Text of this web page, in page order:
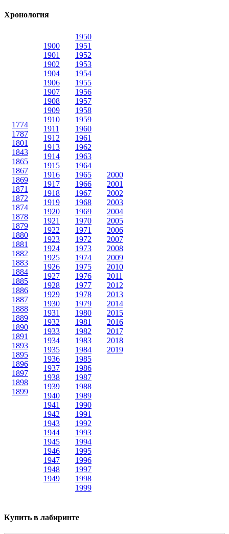
Хронология
1774
1787
1801
1843
1865
1867
1869
1871
1872
1874
1878
1879
1880
1881
1882
1883
1884
1885
1886
1887
1888
1889
1890
1891
1893
1895
1896
1897
1898
1899
1900
1901
1902
1904
1906
1907
1908
1909
1910
1911
1912
1913
1914
1915
1916
1917
1918
1919
1920
1921
1922
1923
1924
1925
1926
1927
1928
1929
1930
1931
1932
1933
1934
1935
1936
1937
1938
1939
1940
1941
1942
1943
1944
1945
1946
1947
1948
1949
1950
1951
1952
1953
1954
1955
1956
1957
1958
1959
1960
1961
1962
1963
1964
1965
1966
1967
1968
1969
1970
1971
1972
1973
1974
1975
1976
1977
1978
1979
1980
1981
1982
1983
1984
1985
1986
1987
1988
1989
1990
1991
1992
1993
1994
1995
1996
1997
1998
1999
2000
2001
2002
2003
2004
2005
2006
2007
2008
2009
2010
2011
2012
2013
2014
2015
2016
2017
2018
2019
Купить в лабиринте